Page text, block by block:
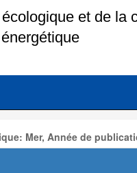
Mer, Année de